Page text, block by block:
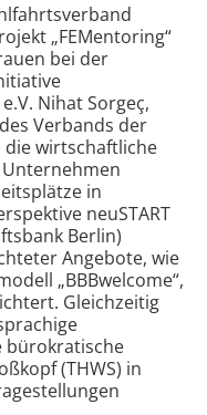
„FEMentoring“
bei der
Nihat Sorgeç,
Verbands der
wirtschaftliche
Unternehmen
in
neuSTART
Berlin)
Angebote, wie
„BBBwelcome“,
Gleichzeitig
bürokratische
(THWS) in